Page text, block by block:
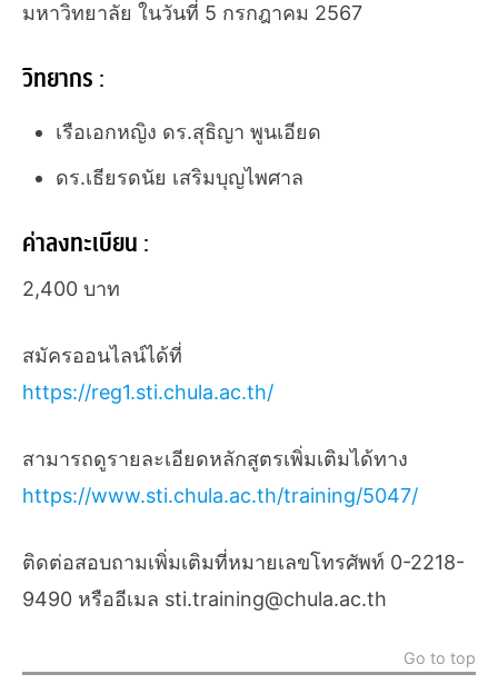
มหาวิทยาลัย ในวันที่ 5 กรกฎาคม 2567
วิทยากร :
เรือเอกหญิง ดร.สุธิญา พูนเอียด
ดร.เธียรดนัย เสริมบุญไพศาล
ค่าลงทะเบียน :
2,400 บาท
สมัครออนไลน์ได้ที่
https://reg1.sti.chula.ac.th/
สามารถดูรายละเอียดหลักสูตรเพิ่มเติมได้ทาง
https://www.sti.chula.ac.th/training/5047/
ติดต่อสอบถามเพิ่มเติมที่หมายเลขโทรศัพท์ 0-2218-
9490 หรืออีเมล sti.training@chula.ac.th
Go to top